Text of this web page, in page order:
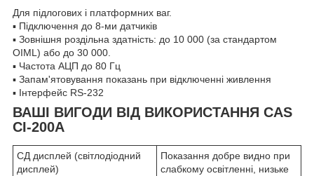
Для підлогових і платформних ваг.
▪ Підключення до 8-ми датчиків
▪ Зовнішня роздільна здатність: до 10 000 (за стандартом
OIML) або до 30 000.
▪ Частота АЦП до 80 Гц
▪ Запам'ятовування показань при відключенні живлення
▪ Інтерфейс RS-232
ВАШІ ВИГОДИ ВІД ВИКОРИСТАННЯ CAS
CI-200A
СД дисплей (світлодіодний
дисплей)
Показання добре видно при
слабкому освітленні, низьке